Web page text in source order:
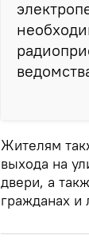
Жителям
выхода на
двери, а
гражданах и